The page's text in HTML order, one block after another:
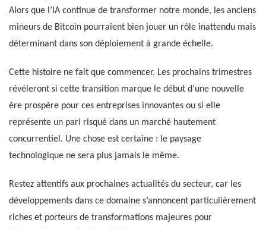
Alors que l’IA continue de transformer notre monde, les anciens
mineurs de Bitcoin pourraient bien jouer un rôle inattendu mais
déterminant dans son déploiement à grande échelle.
Cette histoire ne fait que commencer. Les prochains trimestres
révéleront si cette transition marque le début d’une nouvelle
ère prospère pour ces entreprises innovantes ou si elle
représente un pari risqué dans un marché hautement
concurrentiel. Une chose est certaine : le paysage
technologique ne sera plus jamais le même.
Restez attentifs aux prochaines actualités du secteur, car les
développements dans ce domaine s’annoncent particulièrement
riches et porteurs de transformations majeures pour